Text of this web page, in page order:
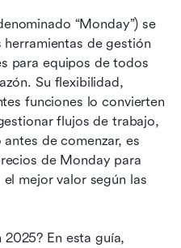
“Monday”) se
de gestión
para equipos de todos
Su flexibilidad,
funciones lo convierten
flujos de trabajo,
de comenzar, es
de Monday para
mejor valor según las
En esta guía,
los planes del lunes
en cuanto a valor